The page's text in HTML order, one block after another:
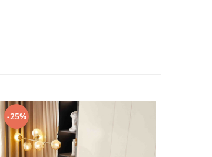
-25%